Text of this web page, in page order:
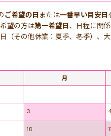
ご希望の日 または一番早い目安日
望の方は第一希望日、日程に関
（その他休業：夏季、冬季）、
月
3 4
10 11